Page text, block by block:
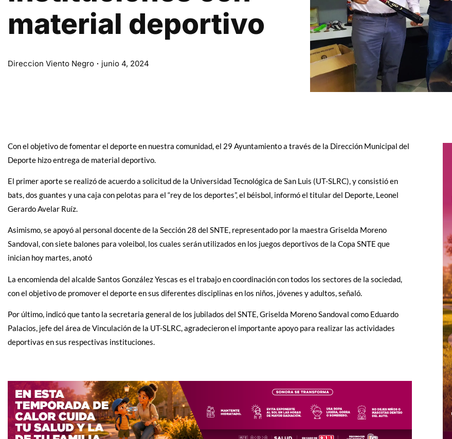
material deportivo
Direccion Viento Negro junio 4, 2024
Con el objetivo de fomentar el deporte en nuestra comunidad, el 29 Ayuntamiento a través de la Dirección Municipal del
Deporte hizo entrega de material deportivo.
El primer aporte se realizó de acuerdo a solicitud de la Universidad Tecnológica de San Luis (UT-SLRC), y consistió en
bats, dos guantes y una caja con pelotas para el “rey de los deportes”, el béisbol, informó el titular del Deporte, Leonel
Gerardo Avelar Ruíz.
Asimismo, se apoyó al personal docente de la Sección 28 del SNTE, representado por la maestra Griselda Moreno
Sandoval, con siete balones para voleibol, los cuales serán utilizados en los juegos deportivos de la Copa SNTE que
inician hoy martes, anotó
La encomienda del alcalde Santos González Yescas es el trabajo en coordinación con todos los sectores de la sociedad,
con el objetivo de promover el deporte en sus diferentes disciplinas en los niños, jóvenes y adultos, señaló.
Por último, indicó que tanto la secretaria general de los jubilados del SNTE, Griselda Moreno Sandoval como Eduardo
Palacios, jefe del área de Vinculación de la UT-SLRC, agradecieron el importante apoyo para realizar las actividades
deportivas en sus respectivas instituciones.